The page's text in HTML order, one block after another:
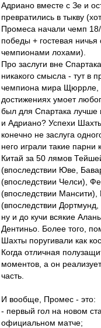
Адриано вместе с Зе и
превратились в тыкву
Промеса начали чемп
победы + гостевая
чемпионами лохами).
Про заслуги вне
никакого смысла - тут в
чемпиона мира Щюррле,
достижениях умоет
был для Спартака лучше
и Адриано? Успехи
конечно не заслуга
него играли такие парни
Китай за 50 лямов
(впоследствии Юве,
(впоследствии Челси),
(впоследствии Мансити),
(впоследствии
ну и до кучи всякие
Дентиньо. Более того,
Шахты поругивали как
Когда отличная
моментов, а он
часть.
И вообще, Промес - это:
- первый гол на новом
официальном матче;